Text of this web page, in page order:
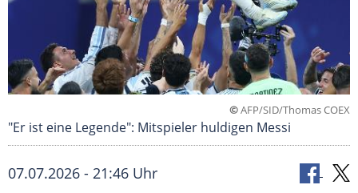
©AFP/SID/Thomas COEX
"Er ist eine Legende": Mitspieler huldigen Messi
07.07.2026 - 21:46 Uhr